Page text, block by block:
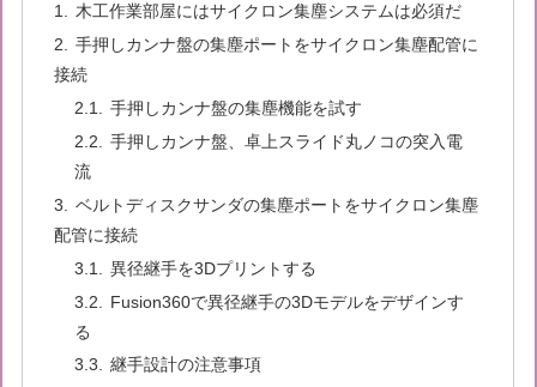
木工作業部屋にはサイクロン集塵システムは必須だ
手押しカンナ盤の集塵ポートをサイクロン集塵配管に
接続
手押しカンナ盤の集塵機能を試す
手押しカンナ盤、卓上スライド丸ノコの突入電
流
ベルトディスクサンダの集塵ポートをサイクロン集塵
配管に接続
異径継手を3Dプリントする
Fusion360で異径継手の3Dモデルをデザインす
る
継手設計の注意事項